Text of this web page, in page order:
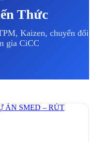
Thức
Kaizen, chuyển đổi
gia CiCC